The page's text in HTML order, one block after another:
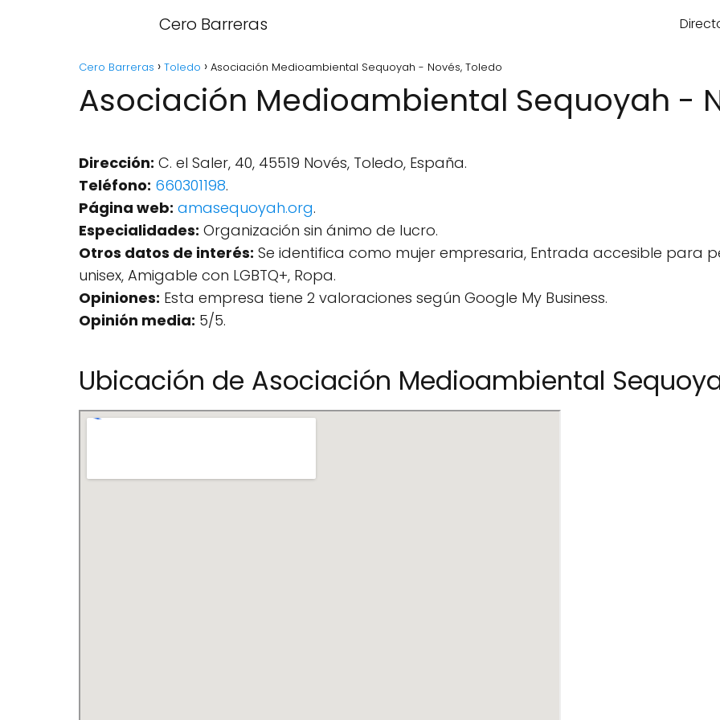
Cero Barreras
Cero Barreras Toledo Asociación Medioambiental Sequoyah - Novés, Toledo
Asociación Medioambiental Sequoyah -
Dirección: C. el Saler, 40, 45519 Novés, Toledo, España.
Teléfono: 660301198.
Página web: amasequoyah.org.
Especialidades: Organización sin ánimo de lucro.
Otros datos de interés: Se identifica como mujer empresaria, Entrada accesible para
unisex, Amigable con LGBTQ+, Ropa.
Opiniones: Esta empresa tiene 2 valoraciones según Google My Business.
Opinión media: 5/5.
Ubicación de Asociación Medioambiental